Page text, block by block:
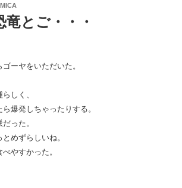
MICA
竜とご・・・
ーヤをいただいた。
しく、
爆発しちゃったりする。
った。
めずらしいね。
やすかった。